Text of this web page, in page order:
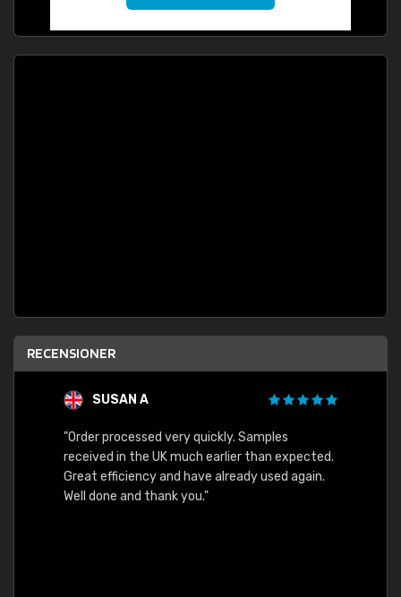
RECENSIONER
SUSAN A
"Order processed very quickly. Samples
received in the UK much earlier than expected.
Great efficiency and have already used again.
Well done and thank you."